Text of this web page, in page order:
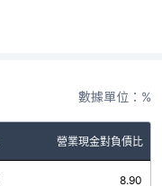
數據單位：%
營業現金對負債比
8.90